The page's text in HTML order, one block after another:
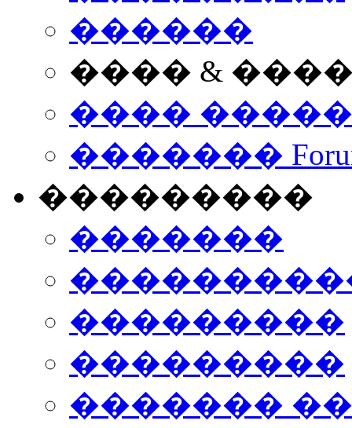
������
���� &
����
�������
���������
�������
���������
���������
�������